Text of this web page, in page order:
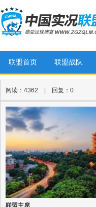
实况足球联盟
联盟首页 联盟战队
阅读：4362 | 回复：0
联盟主席